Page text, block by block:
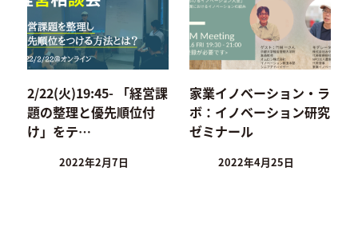
2/22(火)19:45- 「経営課
題の整理と優先順位付
け」をテ…
2022年2月7日
家業イノベーション・ラ
ボ：イノベーション研究
ゼミナール
2022年4月25日